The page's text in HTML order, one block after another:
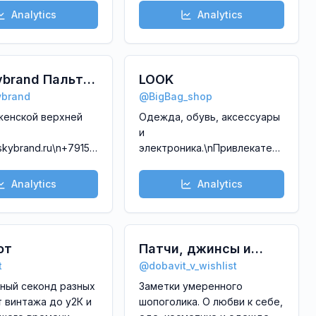
La Vallée,
Mettler 1929,
Jane,
instagram.com/luxecosmetics_ru
Analytics
Петербург:\n\n🔻Большой
пр. П.С., 51\n🔻Невский пр.,
44/ Итальянская улица, 15
Analytics
Пальто
верхней
Лубянка, выход 8,
д.10 ,
55\nСвязаться с
пуховики,
Analytics
LOOK
@BigBag_shop
Одежда, обувь, аксессуары
и
электроника.\nПривлекательные
России\nБезопасная
доставка
Авито\n\nЕдинственный
Analytics
секонд разных
винтажа до у2К и
Патчи, джинсы и
просекко
@dobavit_v_wishlist
Заметки умеренного
шопоголика. О любви к себе,